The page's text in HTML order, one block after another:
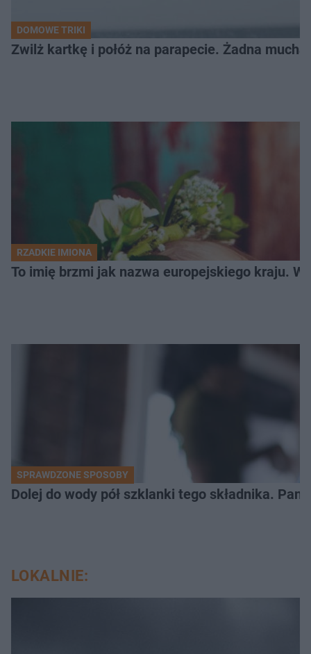
DOMOWE TRIKI
Zwilż kartkę i połóż na parapecie. Żadna
RZADKIE IMIONA
To imię brzmi jak nazwa europejskiego kraju.
SPRAWDZONE SPOSOBY
Dolej do wody pół szklanki tego składnika.
LOKALNIE: